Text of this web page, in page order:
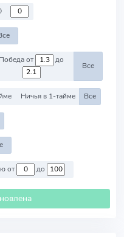
Победа от до
Все
Ничья в 1-тайме Все
Против команд со стоимостью от до